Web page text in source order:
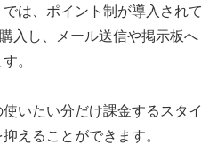
は、ポイント制が導入されて
入し、メール送信や掲示板へ
。
いたい分だけ課金するスタイ
えることができます。